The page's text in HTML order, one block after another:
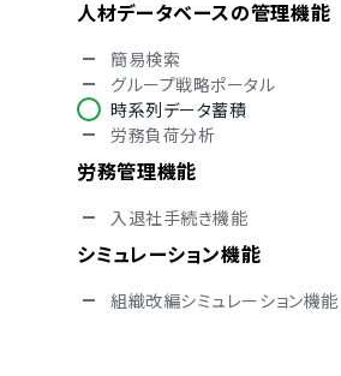
人材データベースの管理機能
簡易検索
グループ戦略ポータル
時系列データ蓄積
労務負荷分析
労務管理機能
入退社手続き機能
シミュレーション機能
組織改編シミュレーション機能